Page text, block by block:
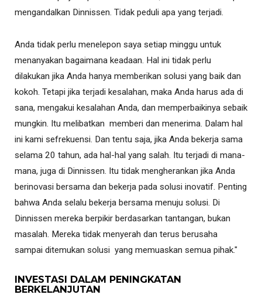
mengandalkan Dinnissen. Tidak peduli apa yang terjadi.
Anda tidak perlu menelepon saya setiap minggu untuk
menanyakan bagaimana keadaan. Hal ini tidak perlu
dilakukan jika Anda hanya memberikan solusi yang baik dan
kokoh. Tetapi jika terjadi kesalahan, maka Anda harus ada di
sana, mengakui kesalahan Anda, dan memperbaikinya sebaik
mungkin. Itu melibatkan memberi dan menerima. Dalam hal
ini kami sefrekuensi. Dan tentu saja, jika Anda bekerja sama
selama 20 tahun, ada hal-hal yang salah. Itu terjadi di mana-
mana, juga di Dinnissen. Itu tidak mengherankan jika Anda
berinovasi bersama dan bekerja pada solusi inovatif. Penting
bahwa Anda selalu bekerja bersama menuju solusi. Di
Dinnissen mereka berpikir berdasarkan tantangan, bukan
masalah. Mereka tidak menyerah dan terus berusaha
sampai ditemukan solusi yang memuaskan semua pihak."
INVESTASI DALAM PENINGKATAN
BERKELANJUTAN